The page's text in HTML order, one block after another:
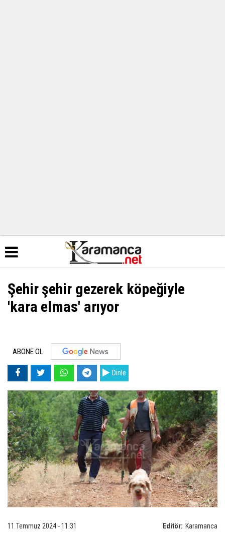
Şehir şehir gezerek köpeğiyle
'kara elmas' arıyor
ABONE OL
Dinle
Editör: Karamanca
11 Temmuz 2024 - 11:31